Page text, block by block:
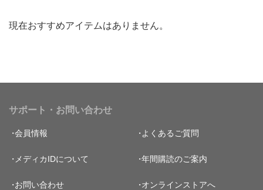
現在おすすめアイテムはありません。
サポート・お問い合わせ
会員情報 よくあるご質問
メディカIDについて 年間購読のご案内
お問い合わせ オンラインストアへ